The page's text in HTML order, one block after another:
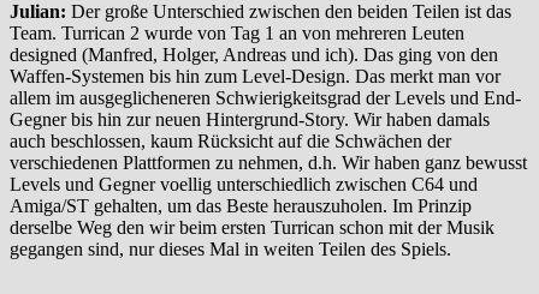
Julian: Der große Unterschied zwischen den beiden Teilen ist das
Team. Turrican 2 wurde von Tag 1 an von mehreren Leuten
designed (Manfred, Holger, Andreas und ich). Das ging von den
Waffen-Systemen bis hin zum Level-Design. Das merkt man vor
allem im ausgeglicheneren Schwierigkeitsgrad der Levels und End-
Gegner bis hin zur neuen Hintergrund-Story. Wir haben damals
auch beschlossen, kaum Rücksicht auf die Schwächen der
verschiedenen Plattformen zu nehmen, d.h. Wir haben ganz bewusst
Levels und Gegner voellig unterschiedlich zwischen C64 und
Amiga/ST gehalten, um das Beste herauszuholen. Im Prinzip
derselbe Weg den wir beim ersten Turrican schon mit der Musik
gegangen sind, nur dieses Mal in weiten Teilen des Spiels.